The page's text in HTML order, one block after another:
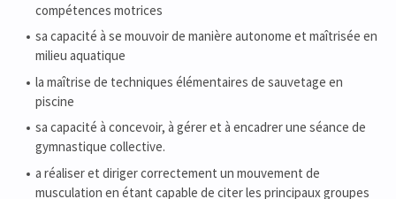
compétences motrices
sa capacité à se mouvoir de manière autonome et maîtrisée en
milieu aquatique
la maîtrise de techniques élémentaires de sauvetage en
piscine
sa capacité à concevoir, à gérer et à encadrer une séance de
gymnastique collective.
a réaliser et diriger correctement un mouvement de
musculation en étant capable de citer les principaux groupes